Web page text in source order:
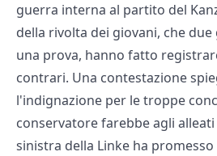
guerra interna al partito del
della rivolta dei giovani, che
una prova, hanno fatto
contrari. Una contestazione
l'indignazione per le troppe
conservatore farebbe agli
sinistra della Linke ha